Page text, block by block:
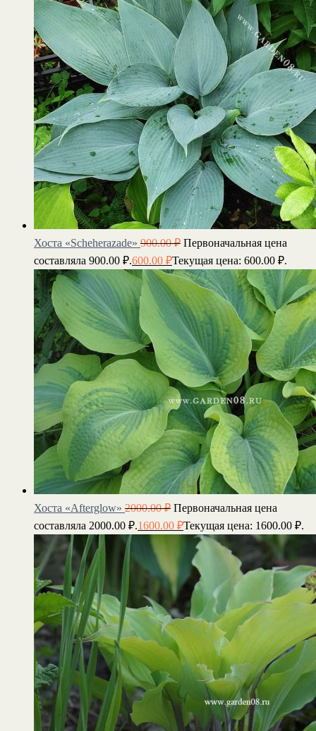
Хоста «Scheherazade» 900.00₽ Первоначальная цена
составляла 900.00 ₽.600.00 ₽Текущая цена: 600.00 ₽.
Хоста «Afterglow» 2000.00₽ Первоначальная цена
составляла 2000.00 ₽.1600.00 ₽Текущая цена: 1600.00 ₽.